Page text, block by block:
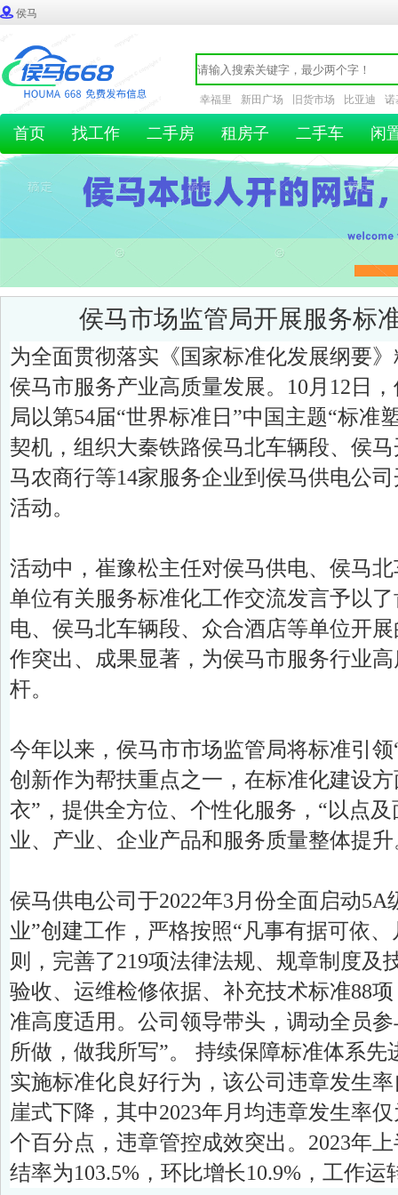
侯马
幸福里 新田广场 旧货市场 比亚迪 诺
首页 找工作 二手房 租房子 二手车 闲
侯马市场监管局开展服务标
为全面贯彻落实《国家标准化发展纲要
侯马市服务产业高质量发展。10月12日
局以第54届“世界标准日”中国主题“标准
契机，组织大秦铁路侯马北车辆段、侯
马农商行等14家服务企业到侯马供电公
活动。
活动中，崔豫松主任对侯马供电、侯马
单位有关服务标准化工作交流发言予以
电、侯马北车辆段、众合酒店等单位开
作突出、成果显著，为侯马市服务行业
杆。
今年以来，侯马市市场监管局将标准引
创新作为帮扶重点之一，在标准化建设
衣”，提供全方位、个性化服务，“以点
业、产业、企业产品和服务质量整体提升
侯马供电公司于2022年3月份全面启动5A
业”创建工作，严格按照“凡事有据可依
则，完善了219项法律法规、规章制度及
验收、运维检修依据、补充技术标准88
准高度适用。公司领导带头，调动全员
所做，做我所写”。 持续保障标准体系先
实施标准化良好行为，该公司违章发生
崖式下降，其中2023年月均违章发生率
个百分点，违章管控成效突出。2023年
结率为103.5%，环比增长10.9%，工作运